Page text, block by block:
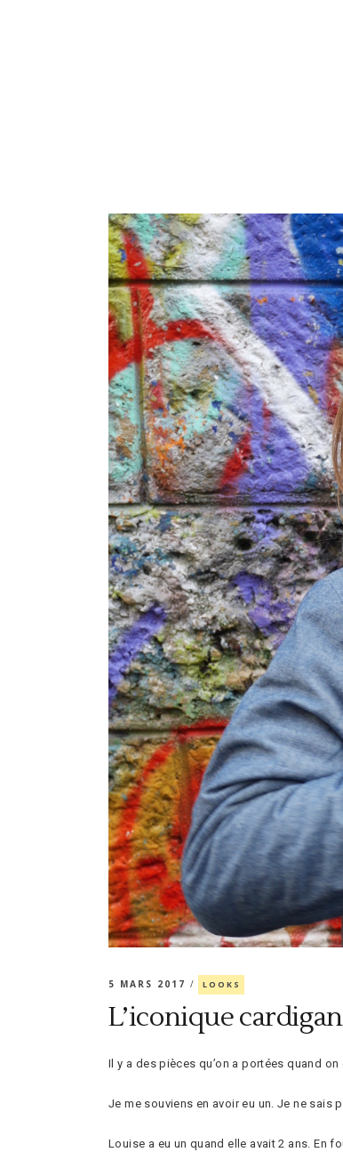
5 MARS 2017 LOOKS
L’iconique
Il y a des pièces qu’on a portées quand
Je me souviens en avoir eu un. Je ne sais
Louise a eu un quand elle avait 2 ans. En